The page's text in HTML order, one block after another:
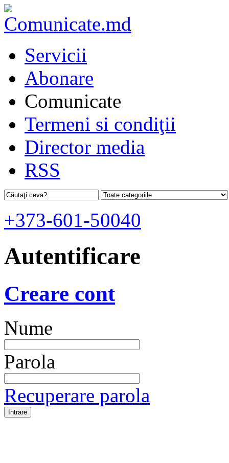
Servicii
Abonare
Comunicate
Termeni si condiţii
Director media
RSS
+373-601-50040
Autentificare
Creare cont
Nume
Parola
Recuperare parola